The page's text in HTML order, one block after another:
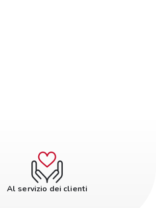
Al servizio dei clienti